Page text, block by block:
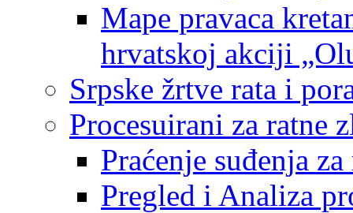
Mape pravaca
hrvatskoj akciji
Srpske žrtve rata i
Procesuirani za ratne
Praćenje suđenja
Pregled i Analiza